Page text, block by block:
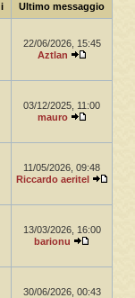
Ultimo messaggio
22/06/2026, 15:45
Aztlan
03/12/2025, 11:00
mauro
11/05/2026, 09:48
Riccardo aeritel
13/03/2026, 16:00
barionu
30/06/2026, 00:43